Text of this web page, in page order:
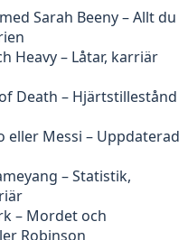
Sarah Beeny – Allt du
Heavy – Låtar, karriär
Death – Hjärtstillestånd
eller Messi – Uppdaterad
– Statistik,
– Mordet och
Robinson